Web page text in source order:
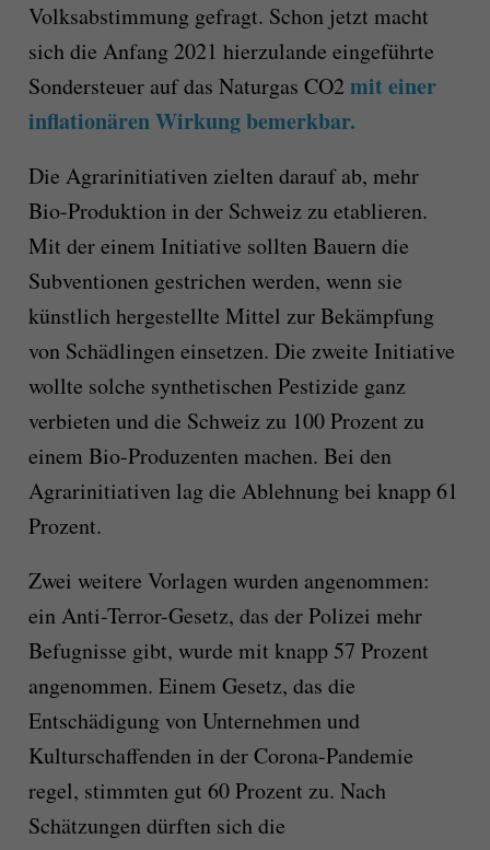
Volksabstimmung gefragt. Schon jetzt macht
sich die Anfang 2021 hierzulande eingeführte
Sondersteuer auf das Naturgas CO2mit einer
inflationären Wirkung bemerkbar.
Die Agrarinitiativen zielten darauf ab, mehr
Bio-Produktion in der Schweiz zu etablieren.
Mit der einem Initiative sollten Bauern die
Subventionen gestrichen werden, wenn sie
künstlich hergestellte Mittel zur Bekämpfung
von Schädlingen einsetzen. Die zweite Initiative
wollte solche synthetischen Pestizide ganz
verbieten und die Schweiz zu 100 Prozent zu
einem Bio-Produzenten machen. Bei den
Agrarinitiativen lag die Ablehnung bei knapp 61
Prozent.
Zwei weitere Vorlagen wurden angenommen:
ein Anti-Terror-Gesetz, das der Polizei mehr
Befugnisse gibt, wurde mit knapp 57 Prozent
angenommen. Einem Gesetz, das die
Entschädigung von Unternehmen und
Kulturschaffenden in der Corona-Pandemie
regel, stimmten gut 60 Prozent zu. Nach
Schätzungen dürften sich die